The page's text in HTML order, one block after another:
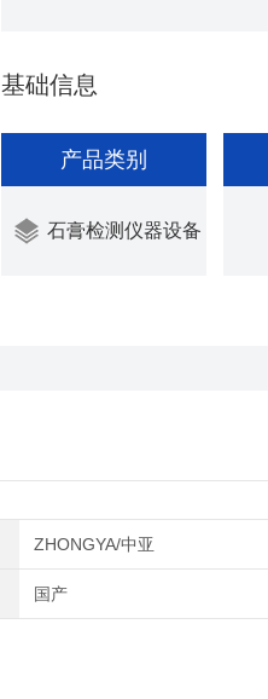
基础信息
产品类别
石膏检测仪器设备
ZHONGYA/中亚
国产